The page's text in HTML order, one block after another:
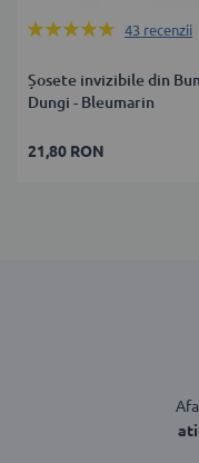
Rating:
43 recenzii
Șosete invizibile din
Dungi - Bleumarin
21,80 RON